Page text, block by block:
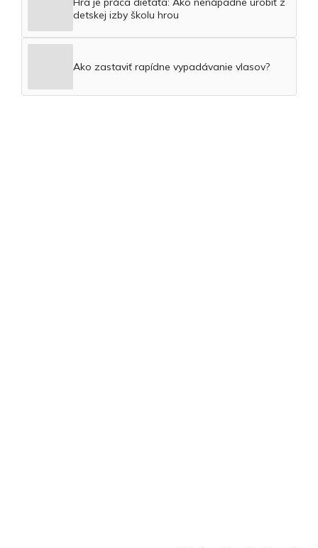
detskej izby školu hrou
Ako zastaviť rapídne vypadávanie vlasov?